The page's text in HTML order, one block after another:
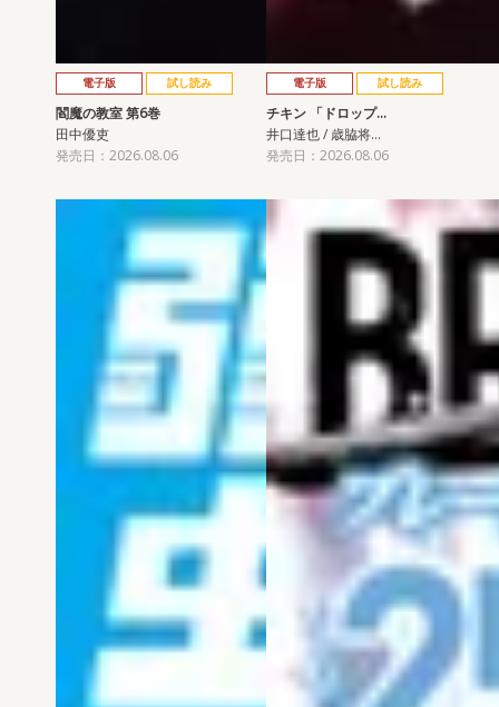
電子版 試し読み
閻魔の教室 第6巻
田中優吏
発売日：2026.08.06
電子版 試し読み
チキン 「ドロップ…
井口達也 / 歳脇将…
発売日：2026.08.06